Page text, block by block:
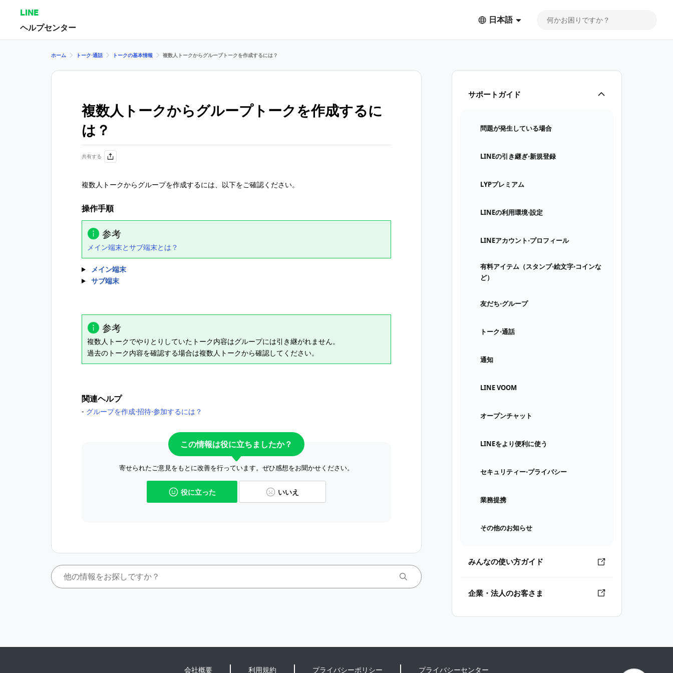
LINE
ヘルプセンター
日本語
サポートガイド
問題が発生している場合
LINEの引き継ぎ⋅新規登録
LYPプレミアム
LINEの利用環境⋅設定
LINEアカウント⋅プロフィール
有料アイテム（スタンプ⋅絵文字⋅コインな
ど）
友だち⋅グループ
トーク⋅通話
通知
LINE VOOM
オープンチャット
LINEをより便利に使う
セキュリティー⋅プライバシー
業務提携
その他のお知らせ
みんなの使い方ガイド
企業・法人のお客さま
ホーム トーク⋅通話 トークの基本情報 複数人トークからグループトークを作成するには？
複数人トークからグループトークを作成するに
は？
共有する
複数人トークからグループを作成するには、以下をご確認ください。
操作手順
参考
メイン端末とサブ端末とは？
メイン端末
サブ端末
参考
複数人トークでやりとりしていたトーク内容はグループには引き継がれません。
過去のトーク内容を確認する場合は複数人トークから確認してください。
関連ヘルプ
‐ グループを作成⋅招待⋅参加するには？
この情報は役に立ちましたか？
寄せられたご意見をもとに改善を行っています。ぜひ感想をお聞かせください。
役に立った いいえ
会社概要 利用規約 プライバシーポリシー プライバシーセンター